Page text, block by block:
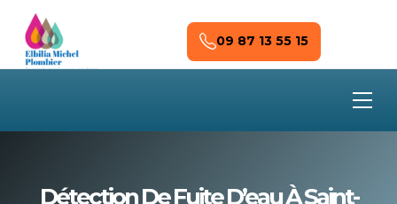
Skip to main content
09 87 13 55 15
Détection De Fuite D’eau À Saint-